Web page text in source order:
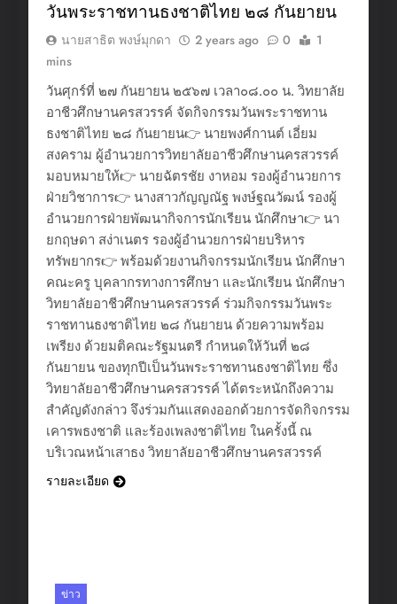
วันพระราชทานธงชาติไทย ๒๘ กันยายน
นายสาธิต พงษ์มุกดา 2 years ago 0
1
mins
วันศุกร์ที่ ๒๗ กันยายน ๒๕๖๗ เวลา๐๘.๐๐ น. วิทยาลัย
อาชีวศึกษานครสวรรค์ จัดกิจกรรมวันพระราชทาน
ธงชาติไทย ๒๘ กันยายน👉 นายพงศ์กานต์ เอี่ยม
สงคราม ผู้อำนวยการวิทยาลัยอาชีวศึกษานครสวรรค์
มอบหมายให้👉 นายฉัตรชัย งาหอม รองผู้อำนวยการ
ฝ่ายวิชาการ👉 นางสาวกัญญณัฐ พงษ์ฐณวัฒน์ รองผู้
อำนวยการฝ่ายพัฒนากิจการนักเรียน นักศึกษา👉 นา
ยกฤษดา สง่าเนตร รองผู้อำนวยการฝ่ายบริหาร
ทรัพยากร👉 พร้อมด้วยงานกิจกรรมนักเรียน นักศึกษา
คณะครู บุคลากรทางการศึกษา และนักเรียน นักศึกษา
วิทยาลัยอาชีวศึกษานครสวรรค์ ร่วมกิจกรรมวันพระ
ราชทานธงชาติไทย ๒๘ กันยายน ด้วยความพร้อม
เพรียง ด้วยมติคณะรัฐมนตรี กำหนดให้วันที่ ๒๘
กันยายน ของทุกปีเป็นวันพระราชทานธงชาติไทย ซึ่ง
วิทยาลัยอาชีวศึกษานครสวรรค์ ได้ตระหนักถึงความ
สำคัญดังกล่าว จึงร่วมกันแสดงออกด้วยการจัดกิจกรรม
เคารพธงชาติ และร้องเพลงชาติไทย ในครั้งนี้ ณ
บริเวณหน้าเสาธง วิทยาลัยอาชีวศึกษานครสวรรค์
รายละเอียด
ข่าว